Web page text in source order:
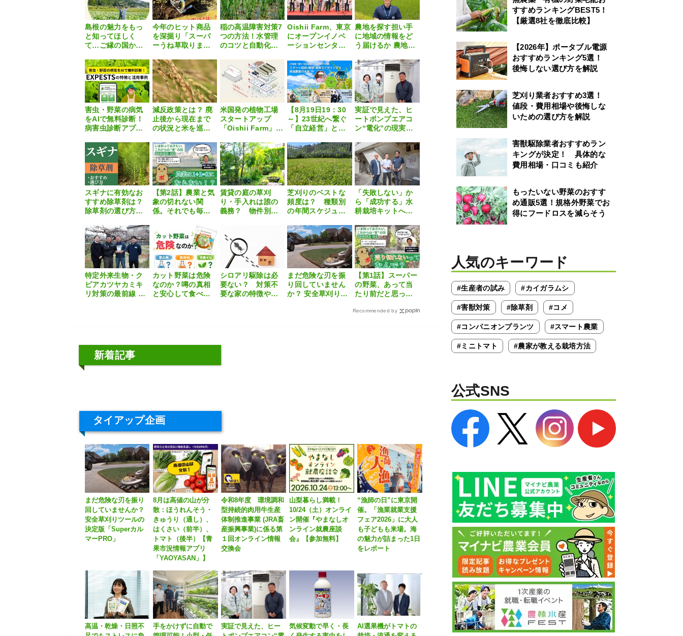
島根の魅力をもっ
と知ってほしく
て…ご縁の国か
「移住就農促進プ
ログラム」はじめ
ます！！
今年のヒット商品
を深掘り「スーパ
ーうね草取りまー
稲の高温障害対策7
つの方法！水管理
のコツと自動化の
Oishii Farm、東京
にオープンイノベ
ーションセンター
術で世界市場へ
農地を探す担い手
に地域の情報をど
う届けるか 農地マ
る常総市の取り組
み
害虫・野菜の病気
をAIで無料診断！
病害虫診断アプリ
スペスツ）」の特
徴と活用事例
減反政策とは？ 廃
止後から現在まで
の状況と米を巡る
米国発の植物工場
スタートアップ
「Oishii Farm」が
設
【8月19日19：30
～】23世紀へ繋ぐ
「自立経営」と
セミナー
実証で見えた、ヒ
ートポンプエアコ
ン“電化”の現実解-
のCO2削減ボイラ
ーレスハウス、反
収1.5倍の驚異-
スギナに有効なお
すすめ除草剤は？
除草剤の選び方や
説
【第2話】農業と気
象の切れない関
係。それでも毎
ーに並ぶのはな
ぜ？【いま知って
おきたい、これか
らの”食”の話】
賃貸の庭の草刈
り・手入れは誰の
義務？ 物件別の
芝刈りのベストな
頻度は？ 種類別
の年間スケジュー
を解説
「失敗しない」か
ら「成功する」水
耕栽培キットへ進
大きな挑戦とは
特定外来生物・ク
ビアカツヤカミキ
リ対策の最前線 〜
カット野菜は危険
なのか？噂の真相
と安心して食べる
シロアリ駆除は必
要ない？ 対策不
要な家の特徴や自
まだ危険な刃を振
り回していません
か？ 安全草刈りツ
【第1話】スーパー
の野菜、あって当
たり前だと思って
い仕組みがあった
Recommended by
新着記事
タイアップ企画
まだ危険な刃を振り
回していませんか？
安全草刈りツールの
決定版「Superカル
マーPRO」
8月は高値の山が分
散：ほうれんそう・
きゅうり（通し）、
はくさい（前半）、
トマト（後半）【青
果市況情報アプリ
「YAOYASAN」】
令和8年度 環境調和
型持続的肉用牛生産
体制推進事業 (JRA畜
産振興事業)に係る第
１回オンライン情報
交換会
山梨暮らし満載！
10/24（土）オンライ
ン開催『やまなしオ
ンライン就農座談
会』【参加無料】
“漁師の日”に東京開
催。「漁業就業支援
フェア2026」に大人
も子どもも来場。海
の魅力が詰まった1日
をレポート
高温・乾燥・日照不
手をかけずに自動で
実証で見えた、ヒー
気候変動で早く・長
AI選果機がトマトの
すすめランキングBEST5！
【厳選8社を徹底比較】
【2026年】ポータブル電源
おすすめランキング5選！
後悔しない選び方を解説
芝刈り業者おすすめ3選！
値段・費用相場や後悔しな
いための選び方を解説
害獣駆除業者おすすめラン
キングが決定！ 具体的な
費用相場・口コミも紹介
もったいない野菜のおすす
め通販5選！規格外野菜でお
得にフードロスを減らそう
人気のキーワード
#生産者の試み #カイガラムシ
#害獣対策 #除草剤 #コメ
#コンパニオンプランツ #スマート農業
#ミニトマト #農家が教える栽培方法
公式SNS